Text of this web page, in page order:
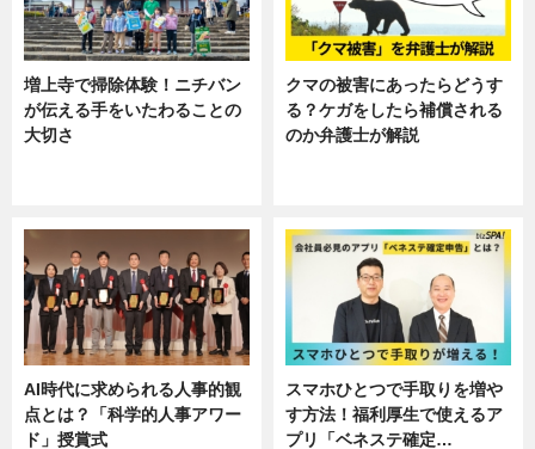
増上寺で掃除体験！ニチバン
が伝える手をいたわることの
大切さ
クマの被害にあったらどうす
る？ケガをしたら補償される
のか弁護士が解説
AI時代に求められる人事的観
点とは？「科学的人事アワー
ド」授賞式
スマホひとつで手取りを増や
す方法！福利厚生で使えるア
プリ「ベネステ確定…